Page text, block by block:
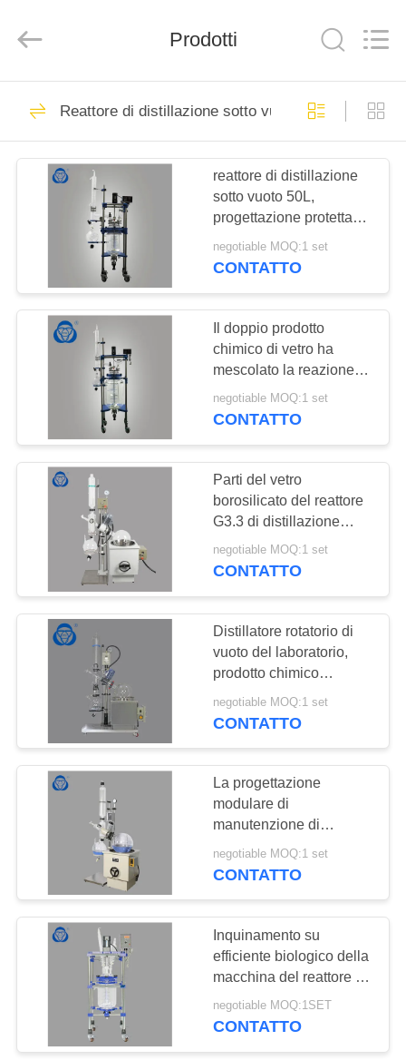
CASA
PRODOTTI
GIRO
DELLA
FABBRICA
CONTROLLO
DI
QUALITÀ
CONTATTICI
NOTIZIE
RICHIEDA
CITAZIONE
MAPPA
POLITICA
SULLA
PRIVACY
Chemglass
Co.,Ltd.
Reserved.
Reattore di vetro del
laboratorio
Reattore di vetro
chimico
58
Contenitore in
pressione di vetro
rivestito
Evaporatore rotante
industriale
apparecchiatura
rotante per
l'evaporazione sotto
vuoto
Prodotti
Reattore di distillazione sotto vuoto
reattore di distillazione
sotto vuoto 50L,
progettazione protetta
contro le esplosioni del
micro evaporatore
negotiable MOQ:1 set
CONTATTO
Il doppio prodotto
chimico di vetro ha
mescolato la reazione di
raffreddamento del
riscaldamento del ciclo
negotiable MOQ:1 set
CONTATTO
Parti del vetro
borosilicato del reattore
G3.3 di distillazione
sotto vuoto dell'olio
essenziale dell'etanolo
negotiable MOQ:1 set
CONTATTO
Distillatore rotatorio di
vuoto del laboratorio,
prodotto chimico
industriale
dell'evaporatore rotante
negotiable MOQ:1 set
CONTATTO
La progettazione
modulare di
manutenzione di
distillazione facile
dell'evaporatore rotante
negotiable MOQ:1 set
CONTATTO
Inquinamento su
efficiente biologico della
macchina del reattore di
distillazione sotto vuoto
non
negotiable MOQ:1SET
CONTATTO